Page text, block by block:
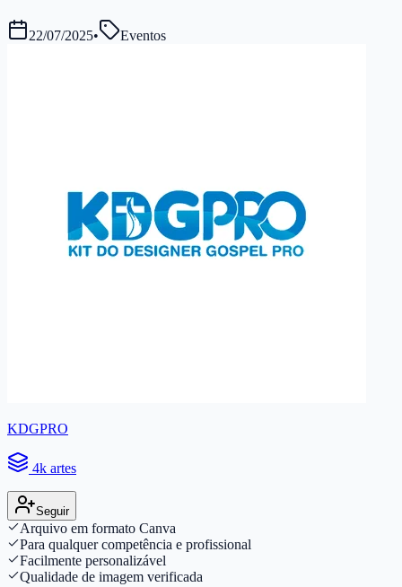
22/07/2025• Eventos
KDGPRO
4k artes
Seguir
Arquivo em formato Canva
Para qualquer competência e profissional
Facilmente personalizável
Qualidade de imagem verificada